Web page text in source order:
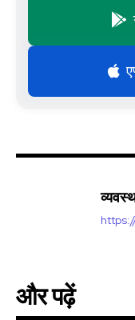
और पढ़ें